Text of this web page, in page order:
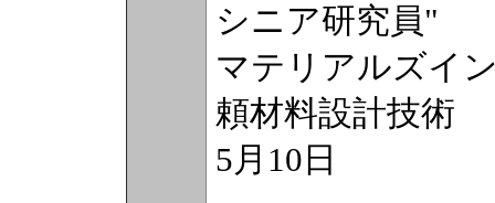
シニア研究員"
マテリアルズイ
頼材料設計技術
5月10日